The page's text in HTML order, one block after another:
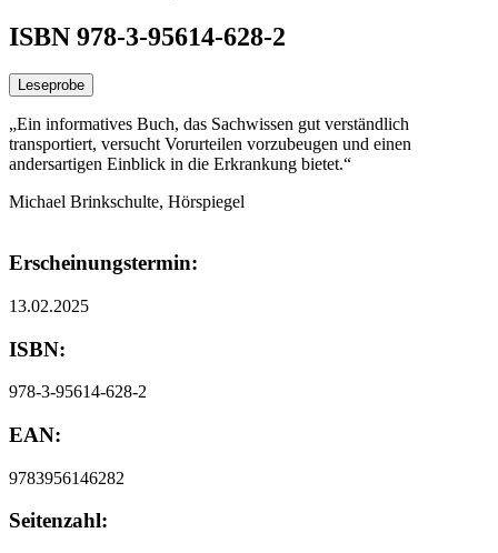
ISBN 978-3-95614-628-2
Leseprobe
„Ein informatives Buch, das Sachwissen gut verständlich
transportiert, versucht Vorurteilen vorzubeugen und einen
andersartigen Einblick in die Erkrankung bietet.“
Michael Brinkschulte, Hörspiegel
Erscheinungstermin:
13.02.2025
ISBN:
978-3-95614-628-2
EAN:
9783956146282
Seitenzahl: